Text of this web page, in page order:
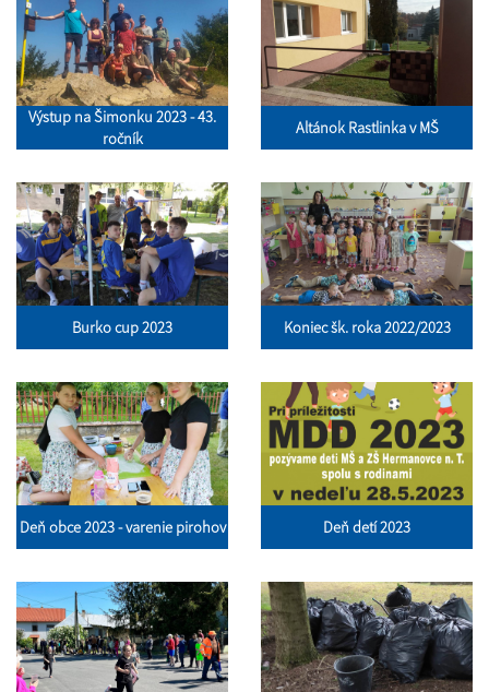
Výstup na Šimonku 2023 - 43.
ročník
Altánok Rastlinka v MŠ
Burko cup 2023 Koniec šk. roka 2022/2023
Deň obce 2023 - varenie pirohov Deň detí 2023